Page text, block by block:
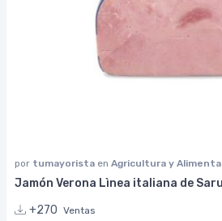
por tumayorista en Agricultura y
Jamón Verona Lìnea italiana de
+270 Ventas